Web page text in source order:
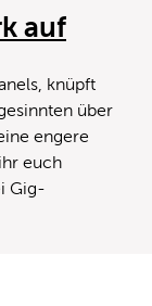
auf
knüpft
über
engere
euch
Gig-